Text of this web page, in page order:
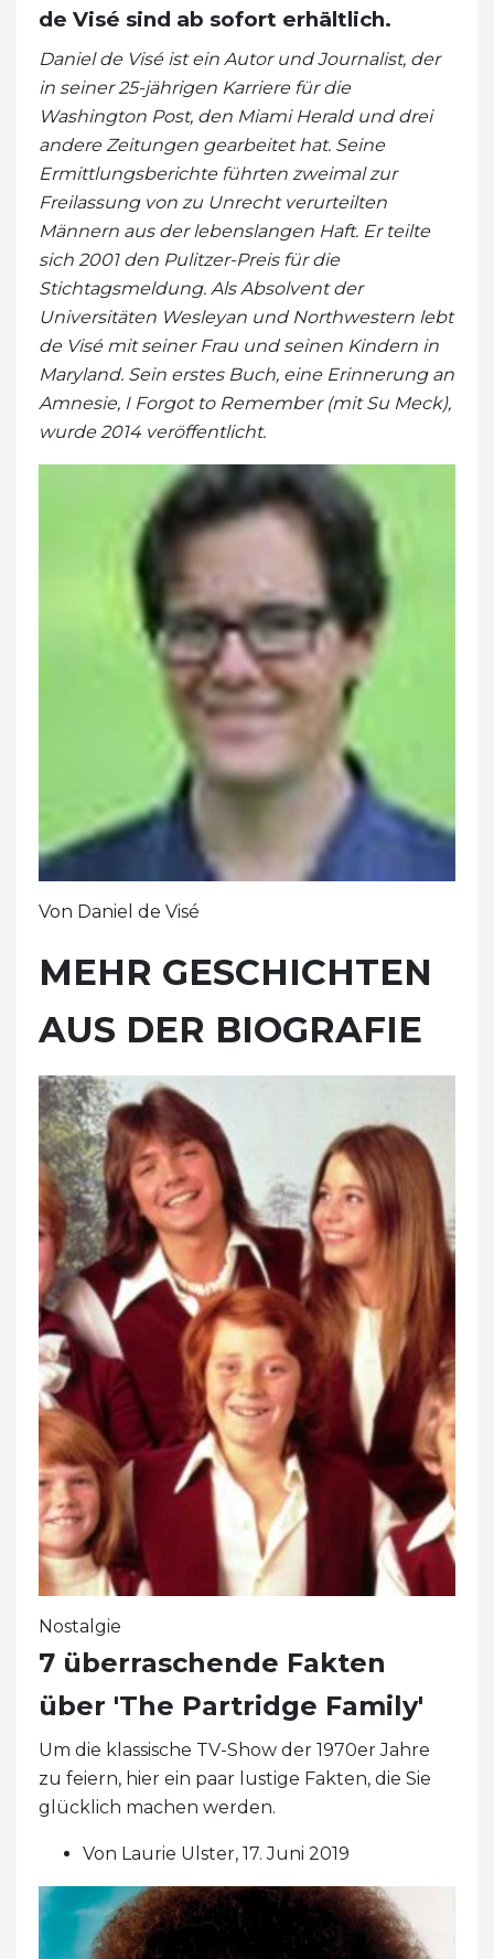
de Visé sind ab sofort erhältlich.
Daniel de Visé ist ein Autor und Journalist, der
in seiner 25-jährigen Karriere für die
Washington Post, den Miami Herald und drei
andere Zeitungen gearbeitet hat. Seine
Ermittlungsberichte führten zweimal zur
Freilassung von zu Unrecht verurteilten
Männern aus der lebenslangen Haft. Er teilte
sich 2001 den Pulitzer-Preis für die
Stichtagsmeldung. Als Absolvent der
Universitäten Wesleyan und Northwestern lebt
de Visé mit seiner Frau und seinen Kindern in
Maryland. Sein erstes Buch, eine Erinnerung an
Amnesie, I Forgot to Remember (mit Su Meck),
wurde 2014 veröffentlicht.
Von Daniel de Visé
MEHR GESCHICHTEN
AUS DER BIOGRAFIE
Nostalgie
7 überraschende Fakten
über 'The Partridge Family'
Um die klassische TV-Show der 1970er Jahre
zu feiern, hier ein paar lustige Fakten, die Sie
glücklich machen werden.
Von Laurie Ulster, 17. Juni 2019